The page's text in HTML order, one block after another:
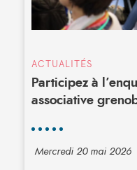
ACTUALITÉS
Participez à
associative
Mercredi 20 mai 2026